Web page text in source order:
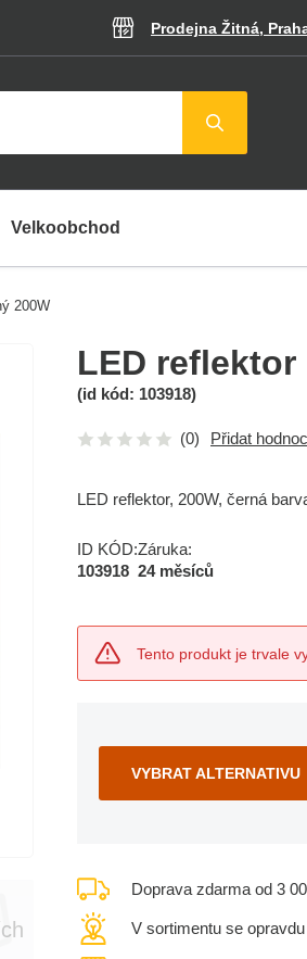
Prodejna Žitná,
Velkoobchod
200W
LED reflektor
(id kód: 103918)
(0) Přidat
LED reflektor, 200W, černá
ID KÓD:
103918
Záruka:
24 měsíců
Tento produkt je trvale
VYBRAT ALTERNATIVU
Doprava zdarma od 3
V sortimentu se